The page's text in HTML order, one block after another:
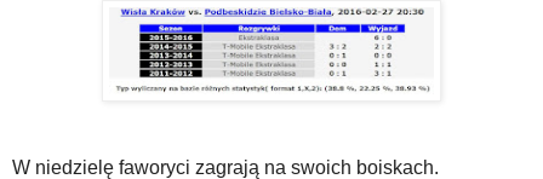
W niedzielę faworyci zagrają na swoich boiskach.